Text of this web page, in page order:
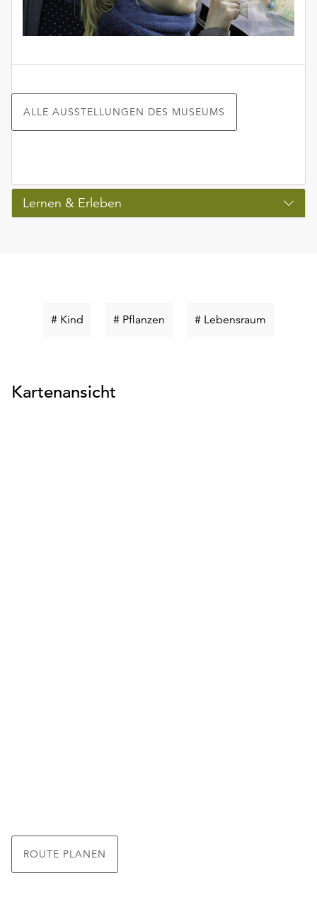
ALLE AUSSTELLUNGEN DES MUSEUMS
Lernen & Erleben
# Kind Schlüsselwort
# Pflanzen Schlüsselwort
# Lebensraum
Kartenansicht
ROUTE PLANEN